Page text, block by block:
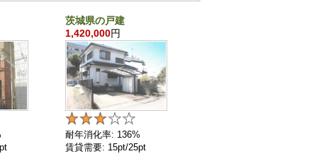
茨城県の戸建
1,420,000円
耐年消化率: 136%
賃貸需要: 15pt/25pt